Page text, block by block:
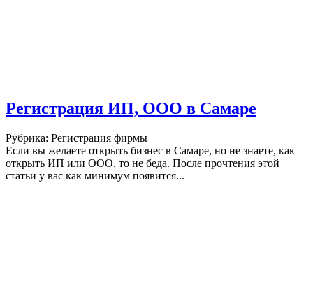
Регистрация ИП, ООО в Самаре
Рубрика: Регистрация фирмы
Если вы желаете открыть бизнес в Самаре, но не знаете, как
открыть ИП или ООО, то не беда. После прочтения этой
статьи у вас как минимум появится...